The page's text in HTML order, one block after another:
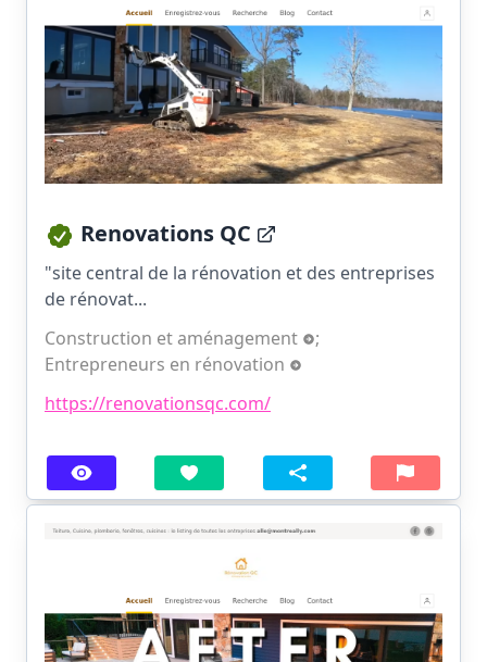
Renovations QC
"site central de la rénovation et des entreprises
de rénovat...
Construction et aménagement
;
Entrepreneurs en rénovation
https://renovationsqc.com/